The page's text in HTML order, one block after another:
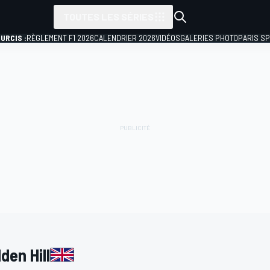
:RÈGLEMENT F1 2026CALENDRIER 2026VIDÉOSGALERIES PHOTOPARIS
Hill